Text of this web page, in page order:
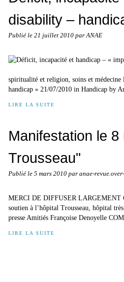
disability –
Publié le 21 juillet 2010 par ANAE
spiritualité et religion, soins et
handicap » 21/07/2010 in Handicap by
LIRE LA SUITE
Manifestation le
Trousseau"
Publié le 5 mars 2010 par anae-
MERCI DE DIFFUSER LARGEMENT
soutien à l’hôpital Trousseau, hôpital
presse Amitiés Françoise Denoyelle
LIRE LA SUITE